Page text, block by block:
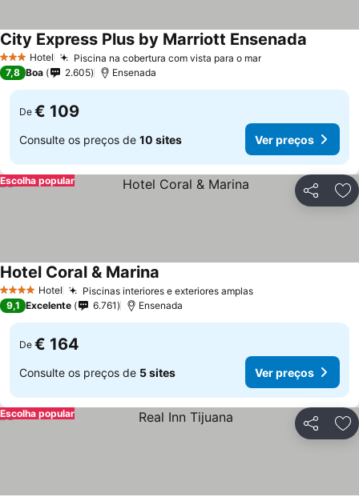
3 EstrelasHotel Piscina na cobertura com vista para o mar
City Express Plus by Marriott Ensenada
7,8 Boa 2.605 Ensenada
De € 109
Consulte os preços de 10 sites Ver preços
Partilhar
Escolha popular
4 EstrelasHotel Piscinas interiores e exteriores amplas
Hotel Coral & Marina
9,1 Excelente 6.761 Ensenada
De € 164
Consulte os preços de 5 sites Ver preços
Partilhar
Escolha popular